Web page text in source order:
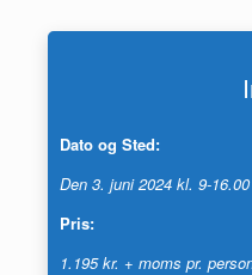
Dato og Sted:
Den 3. juni 2024 kl. 9-
Pris:
1.195 kr. + moms pr.